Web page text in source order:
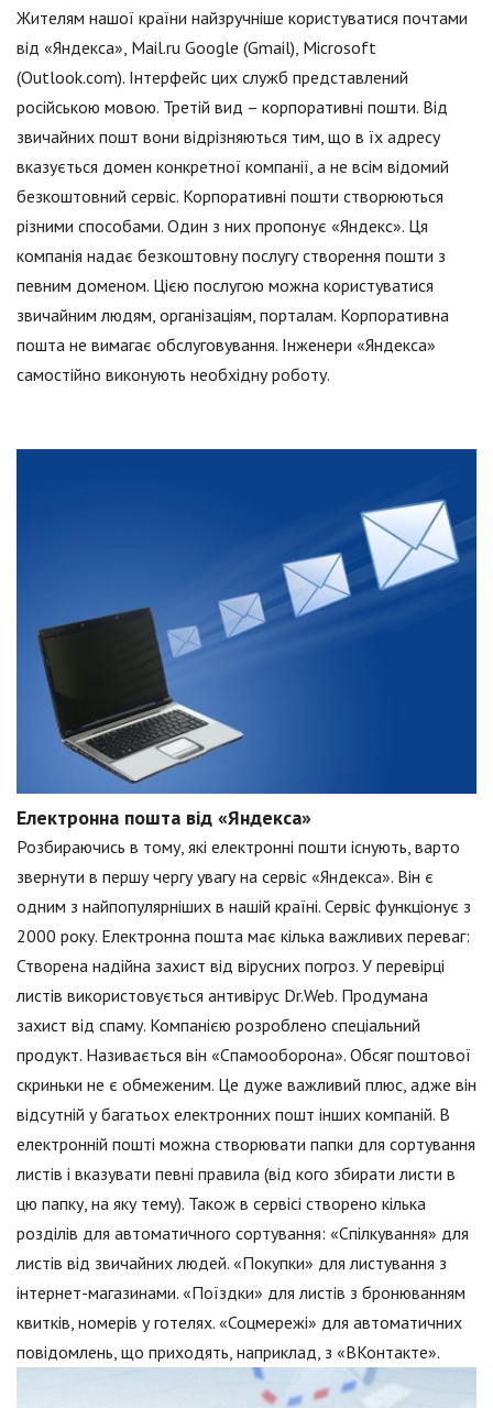
Жителям нашої країни найзручніше користуватися почтами
від «Яндекса», Mail.ru Google (Gmail), Microsoft
(Outlook.com). Інтерфейс цих служб представлений
російською мовою. Третій вид – корпоративні пошти. Від
звичайних пошт вони відрізняються тим, що в їх адресу
вказується домен конкретної компанії, а не всім відомий
безкоштовний сервіс. Корпоративні пошти створюються
різними способами. Один з них пропонує «Яндекс». Ця
компанія надає безкоштовну послугу створення пошти з
певним доменом. Цією послугою можна користуватися
звичайним людям, організаціям, порталам. Корпоративна
пошта не вимагає обслуговування. Інженери «Яндекса»
самостійно виконують необхідну роботу.
Електронна пошта від «Яндекса»
Розбираючись в тому, які електронні пошти існують, варто
звернути в першу чергу увагу на сервіс «Яндекса». Він є
одним з найпопулярніших в нашій країні. Сервіс функціонує з
2000 року. Електронна пошта має кілька важливих переваг:
Створена надійна захист від вірусних погроз. У перевірці
листів використовується антивірус Dr.Web. Продумана
захист від спаму. Компанією розроблено спеціальний
продукт. Називається він «Спамооборона». Обсяг поштової
скриньки не є обмеженим. Це дуже важливий плюс, адже він
відсутній у багатьох електронних пошт інших компаній. В
електронній пошті можна створювати папки для сортування
листів і вказувати певні правила (від кого збирати листи в
цю папку, на яку тему). Також в сервісі створено кілька
розділів для автоматичного сортування: «Спілкування» для
листів від звичайних людей. «Покупки» для листування з
інтернет-магазинами. «Поїздки» для листів з бронюванням
квитків, номерів у готелях. «Соцмережі» для автоматичних
повідомлень, що приходять, наприклад, з «ВКонтакте».